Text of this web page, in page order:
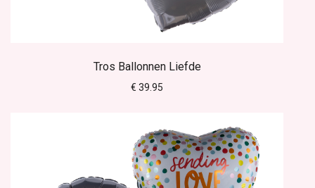
Tros Ballonnen Liefde
€ 39.95